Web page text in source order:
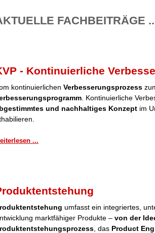
FACHBEITRÄGE
- Kontinuierliche
kontinuierlichen Verbesserungsprozess
. Kontinuierliche
und nachhaltiges Konzept im
...
umfasst ein integriertes,
marktfähiger Produkte – von der
, das Product